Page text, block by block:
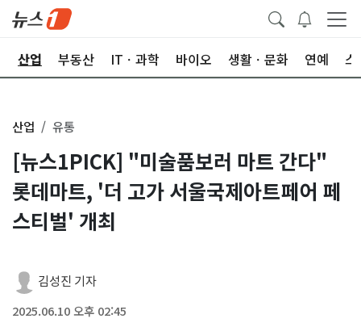
산업 부동산 ITㆍ과학 바이오 생활ㆍ문화 연예 스
산업 유통
[뉴스1PICK] "미술품보러 마트 간다"
롯데마트, '더 고가 서울국제아트페어 페
스티벌' 개최
김성진 기자
2025.06.10 오후 02:45